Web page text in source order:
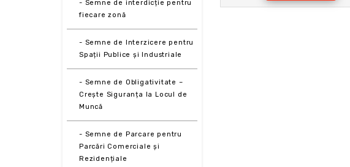
- Semne de interdicție pentru
fiecare zonă
- Semne de Interzicere pentru
Spații Publice și Industriale
- Semne de Obligativitate –
Crește Siguranța la Locul de
Muncă
- Semne de Parcare pentru
Parcări Comerciale și
Rezidențiale